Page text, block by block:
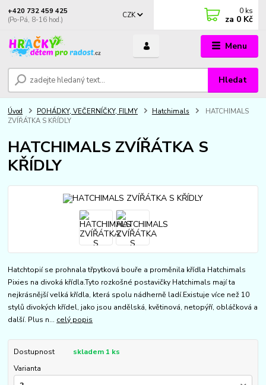
Menu
CZK
Hledat
+420 732 459 425
(Po-Pá, 8-16 hod.)
0 ks
za 0 Kč
Úvod POHÁDKY, VEČERNÍČKY, FILMY Hatchimals
HATCHIMALS
ZVÍŘÁTKA S KŘÍDLY
HATCHIMALS ZVÍŘÁTKA S
KŘÍDLY
Hatchtopií se prohnala třpytková bouře a proměnila křídla Hatchimals
Pixies na divoká křídla.Tyto rozkošné postavičky Hatchimals mají ta
nejkrásnější velká křídla, která spolu nádherně ladí.Existuje více než 10
stylů divokých křídel, jako jsou andělská, květinová, netopýří, obláčková a
další. Plus n... celý popis
Dostupnost
skladem 1 ks
Varianta